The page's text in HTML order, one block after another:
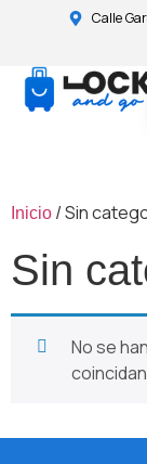
Calle
Inicio / Sin
Sin
No se